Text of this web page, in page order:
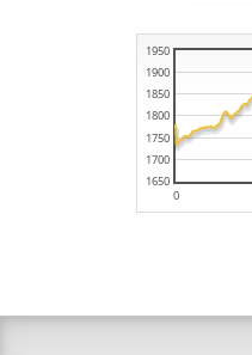
0
1650
1700
1750
1800
1850
1900
1950